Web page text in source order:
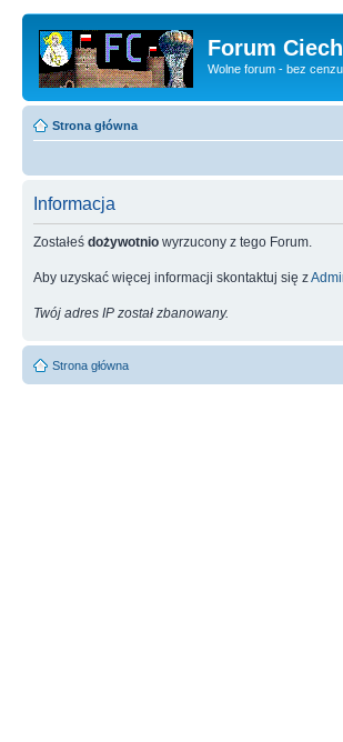
Forum
Wolne forum - bez
Strona główna
Informacja
Zostałeś dożywotnio wyrzucony z tego Forum.
Aby uzyskać więcej informacji skontaktuj się z
Twój adres IP został zbanowany.
Strona główna